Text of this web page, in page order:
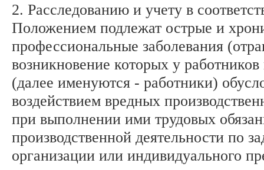
2. Расследованию и учету в
Положением подлежат острые и
профессиональные заболевания
возникновение которых у
(далее именуются - работники)
воздействием вредных
при выполнении ими трудовых
производственной деятельности по
организации или индивидуального